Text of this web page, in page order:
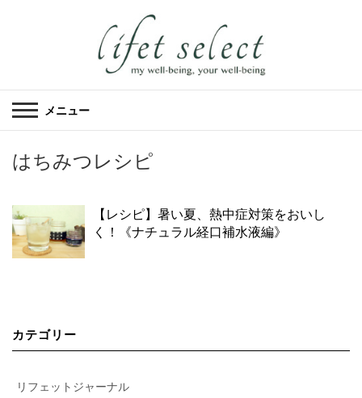
メニュー
はちみつレシピ
【レシピ】暑い夏、熱中症対策をおいし
く！《ナチュラル経口補水液編》
カテゴリー
リフェットジャーナル